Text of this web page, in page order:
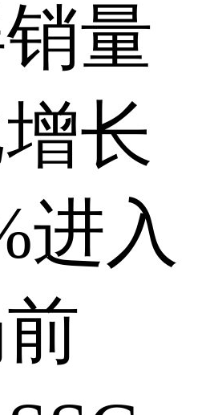
量
长
进入